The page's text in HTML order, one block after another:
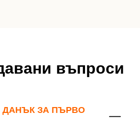
въпроси
ДАНЪК ЗА ПЪРВО